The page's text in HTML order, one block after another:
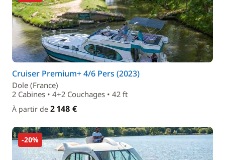
Cruiser Premium+ 4/6 Pers (2023)
Dole (France)
2 Cabines • 4+2 Couchages • 42 ft
À partir de 2 148 €
-20%